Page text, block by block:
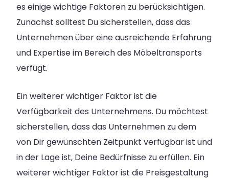
es einige wichtige Faktoren zu berücksichtigen.
Zunächst solltest Du sicherstellen, dass das
Unternehmen über eine ausreichende Erfahrung
und Expertise im Bereich des Möbeltransports
verfügt.
Ein weiterer wichtiger Faktor ist die
Verfügbarkeit des Unternehmens. Du möchtest
sicherstellen, dass das Unternehmen zu dem
von Dir gewünschten Zeitpunkt verfügbar ist und
in der Lage ist, Deine Bedürfnisse zu erfüllen. Ein
weiterer wichtiger Faktor ist die Preisgestaltung